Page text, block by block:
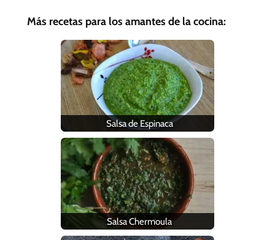
Más recetas para los amantes de la cocina:
Salsa de Espinaca
Salsa Chermoula